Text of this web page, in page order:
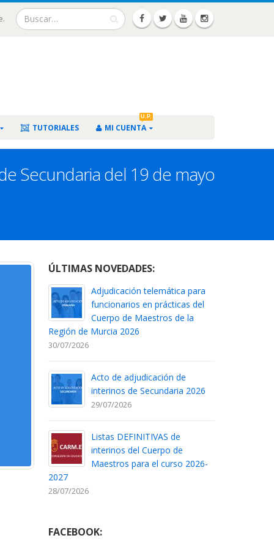
TUTORIALES MI CUENTA
U.P.
Secundaria del 19 de mayo
ÚLTIMAS NOVEDADES:
Adjudicación telemática para
funcionarios en prácticas del
Cuerpo de Maestros de la
Región de Murcia 2026
30/07/2026
Acto de adjudicación de
interinos de Secundaria 2026
29/07/2026
Listas DEFINITIVAS de
interinos del Cuerpo de
Maestros para el curso 2026-
2027
28/07/2026
FACEBOOK: